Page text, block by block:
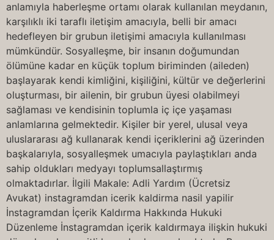
anlamıyla haberleşme ortamı olarak kullanılan meydanın,
karşılıklı iki taraflı iletişim amacıyla, belli bir amacı
hedefleyen bir grubun iletişimi amacıyla kullanılması
mümkündür. Sosyalleşme, bir insanın doğumundan
ölümüne kadar en küçük toplum biriminden (aileden)
başlayarak kendi kimliğini, kişiliğini, kültür ve değerlerini
oluşturması, bir ailenin, bir grubun üyesi olabilmeyi
sağlaması ve kendisinin toplumla iç içe yaşaması
anlamlarına gelmektedir. Kişiler bir yerel, ulusal veya
uluslararası ağ kullanarak kendi içeriklerini ağ üzerinden
başkalarıyla, sosyalleşmek umacıyla paylaştıkları anda
sahip oldukları medyayı toplumsallaştırmış
olmaktadırlar. İlgili Makale: Adli Yardım (Ücretsiz
Avukat) instagramdan icerik kaldirma nasil yapilir
İnstagramdan İçerik Kaldırma Hakkında Hukuki
Düzenleme İnstagramdan içerik kaldırmaya ilişkin hukuki